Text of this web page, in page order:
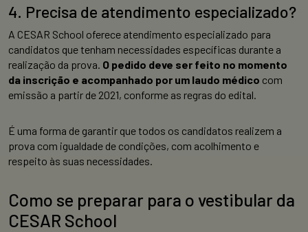
4. Precisa de atendimento especializado?
A CESAR School oferece atendimento especializado para
candidatos que tenham necessidades específicas durante a
realização da prova. O pedido deve ser feito no momento
da inscrição e acompanhado por um laudo médico com
emissão a partir de 2021, conforme as regras do edital.
É uma forma de garantir que todos os candidatos realizem a
prova com igualdade de condições, com acolhimento e
respeito às suas necessidades.
Como se preparar para o vestibular da
CESAR School